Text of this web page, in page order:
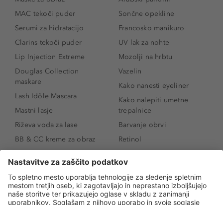
MAC tekoči puder
Serumi za hidratacijo
Clarins tekoči puder
Lip Injection Extreme
Douglas Collection
maskare
Lash Idôle Mascara
Mastni lasje
Riževa voda za lase
BB & CC kreme za obraz
SPF 30
Senčila za oči
Tekoči puder
Sončne opekline
Francosko manikuro
UV lak za nohte
Mozolji na hrbtu
Vazelin
Kako nanesti eyeliner
Kako nalepiti umetne
trepalnice
Barvanje obrvi
Retinol
Niacinamid
Rozacea